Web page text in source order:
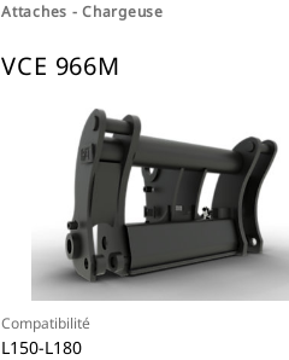
Attaches - Chargeuse
VCE 966M
Compatibilité
L150-L180